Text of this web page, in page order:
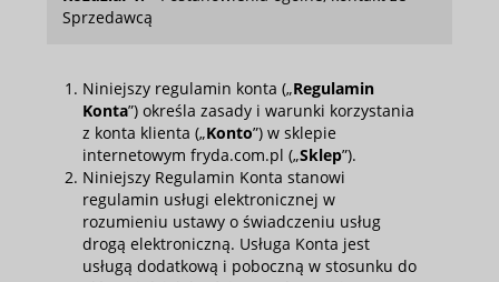
Sprzedawcą
Niniejszy regulamin konta („Regulamin
Konta”) określa zasady i warunki korzystania
z konta klienta („Konto”) w sklepie
internetowym fryda.com.pl („Sklep”).
Niniejszy Regulamin Konta stanowi
regulamin usługi elektronicznej w
rozumieniu ustawy o świadczeniu usług
drogą elektroniczną. Usługa Konta jest
usługą dodatkową i poboczną w stosunku do